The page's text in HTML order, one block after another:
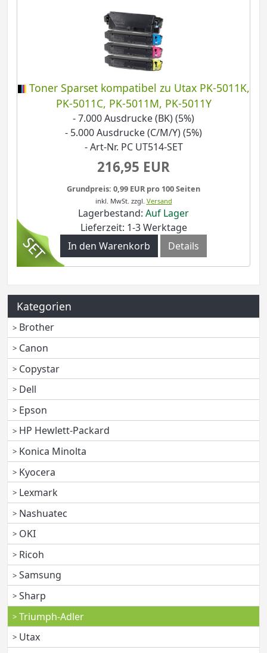
Toner Sparset kompatibel zu Utax PK-5011K,
PK-5011C, PK-5011M, PK-5011Y
- 7.000 Ausdrucke (BK) (5%)
- 5.000 Ausdrucke (C/M/Y) (5%)
- Art-Nr. PC UT514-SET
216,95 EUR
Grundpreis: 0,99 EUR pro 100 Seiten
inkl. MwSt. zzgl. Versand
Lagerbestand: Auf Lager
Lieferzeit: 1-3 Werktage
In den Warenkorb
Details
Kategorien
Brother
Canon
Copystar
Dell
Epson
HP Hewlett-Packard
Konica Minolta
Kyocera
Lexmark
Nashuatec
OKI
Ricoh
Samsung
Sharp
Triumph-Adler
Utax